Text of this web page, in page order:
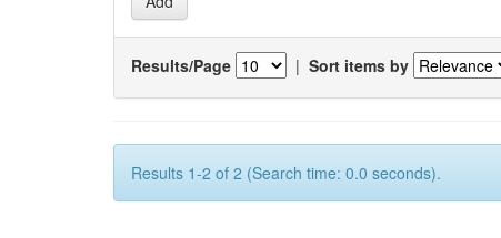
Results/Page | Sort items by
Results 1-2 of 2 (Search time: 0.0 seconds).